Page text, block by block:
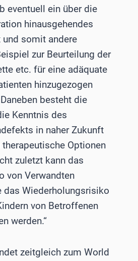
eventuell ein über die
hinausgehendes
somit andere
zur Beurteilung der
etc. für eine adäquate
hinzugezogen
besteht die
Kenntnis des
in naher Zukunft
Optionen
zuletzt kann das
von Verwandten
das Wiederholungsrisiko
von Betroffenen
werden.“
zeitgleich zum World